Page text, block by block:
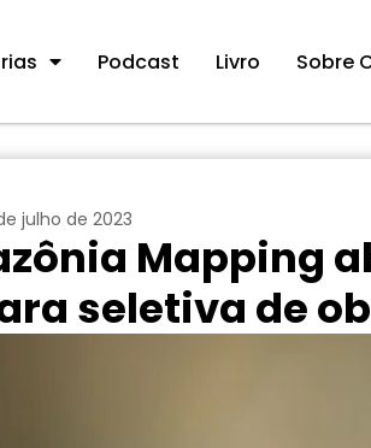
Podcast Livro Sobre
julho de 2023
Mapping
seletiva de